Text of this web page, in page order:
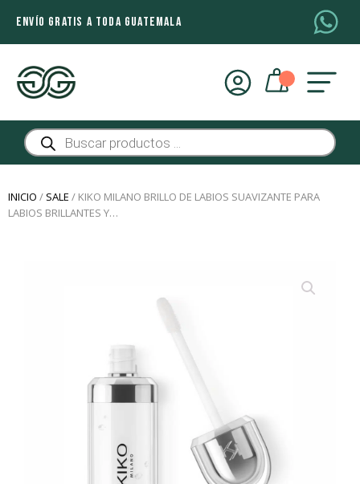
ENVÍO GRATIS A TODA GUATEMALA
Búsqueda
de
productos
INICIO / SALE / KIKO MILANO BRILLO DE LABIOS SUAVIZANTE PARA
LABIOS BRILLANTES Y…